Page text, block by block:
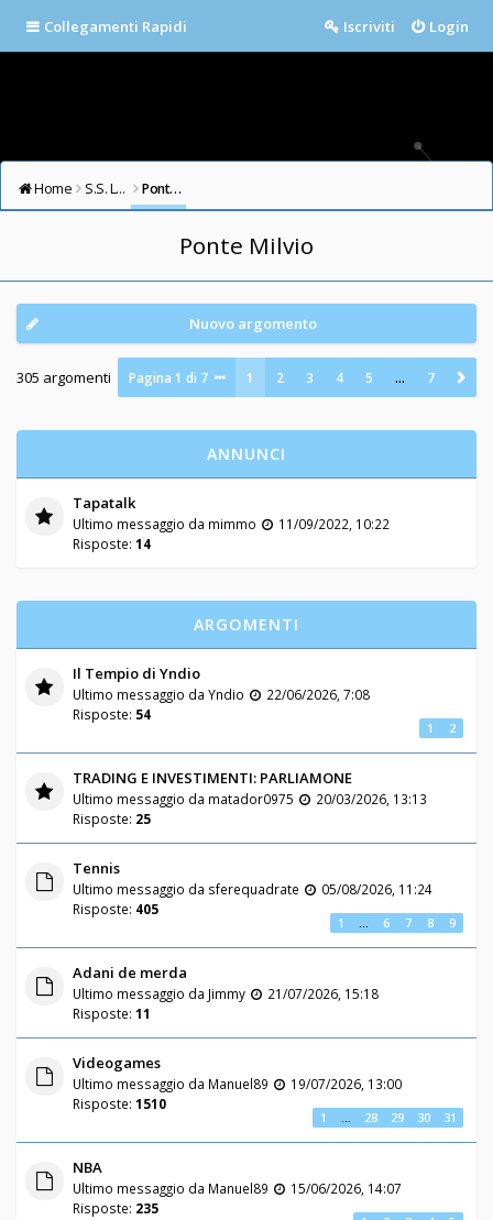
Collegamenti Rapidi Login
Iscriviti
Home S.S. LAZIO FORUM Ponte Milvio
Ponte Milvio
Nuovo argomento
305 argomenti Pagina1 di 7 1 2 3 4 5 … 7
ANNUNCI
Tapatalk
Ultimo messaggio da mimmo
11/09/2022, 10:22
Risposte: 14
ARGOMENTI
Il Tempio di Yndio
Ultimo messaggio da Yndio
22/06/2026, 7:08
Risposte: 54
1 2
TRADING E INVESTIMENTI: PARLIAMONE
Ultimo messaggio da matador0975
20/03/2026, 13:13
Risposte: 25
Tennis
Ultimo messaggio da sferequadrate
05/08/2026, 11:24
Risposte: 405
1 … 6 7 8 9
Adani de merda
Ultimo messaggio da Jimmy
21/07/2026, 15:18
Risposte: 11
Videogames
Ultimo messaggio da Manuel89
19/07/2026, 13:00
Risposte: 1510
1 … 28 29 30 31
NBA
Ultimo messaggio da Manuel89
15/06/2026, 14:07
Risposte: 235